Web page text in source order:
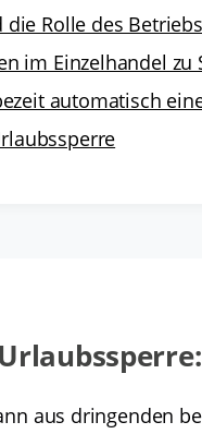
Rolle des
im Einzelhandel
automatisch
aus dringenden